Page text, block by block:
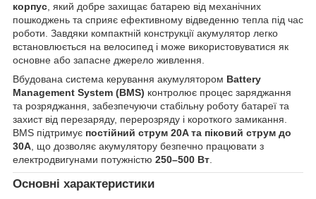
корпус, який добре захищає батарею від механічних
пошкоджень та сприяє ефективному відведенню тепла під час
роботи. Завдяки компактній конструкції акумулятор легко
встановлюється на велосипед і може використовуватися як
основне або запасне джерело живлення.
Вбудована система керування акумулятором Battery
Management System (BMS) контролює процес заряджання
та розряджання, забезпечуючи стабільну роботу батареї та
захист від перезаряду, перерозряду і короткого замикання.
BMS підтримує постійний струм 20A та піковий струм до
30A, що дозволяє акумулятору безпечно працювати з
електродвигунами потужністю 250–500 Вт.
Основні характеристики